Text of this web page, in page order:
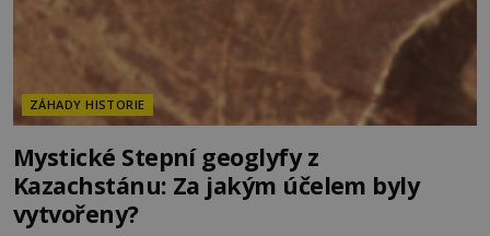
ZÁHADY HISTORIE
Mystické Stepní geoglyfy z
Kazachstánu: Za jakým účelem byly
vytvořeny?